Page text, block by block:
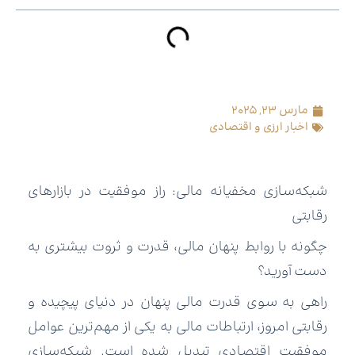
مارس 23, 2025
اخبار ارزی و اقتصادی
شبکه‌سازی مخفیانه مالی: راز موفقیت در بازارهای
رقابتی
چگونه با روابط پنهان مالی، قدرت و ثروت بیشتری به
دست آورید؟
راهی به سوی قدرت مالی پنهان در دنیای پیچیده و
رقابتی امروز، ارتباطات مالی به یکی از مهم‌ترین عوامل